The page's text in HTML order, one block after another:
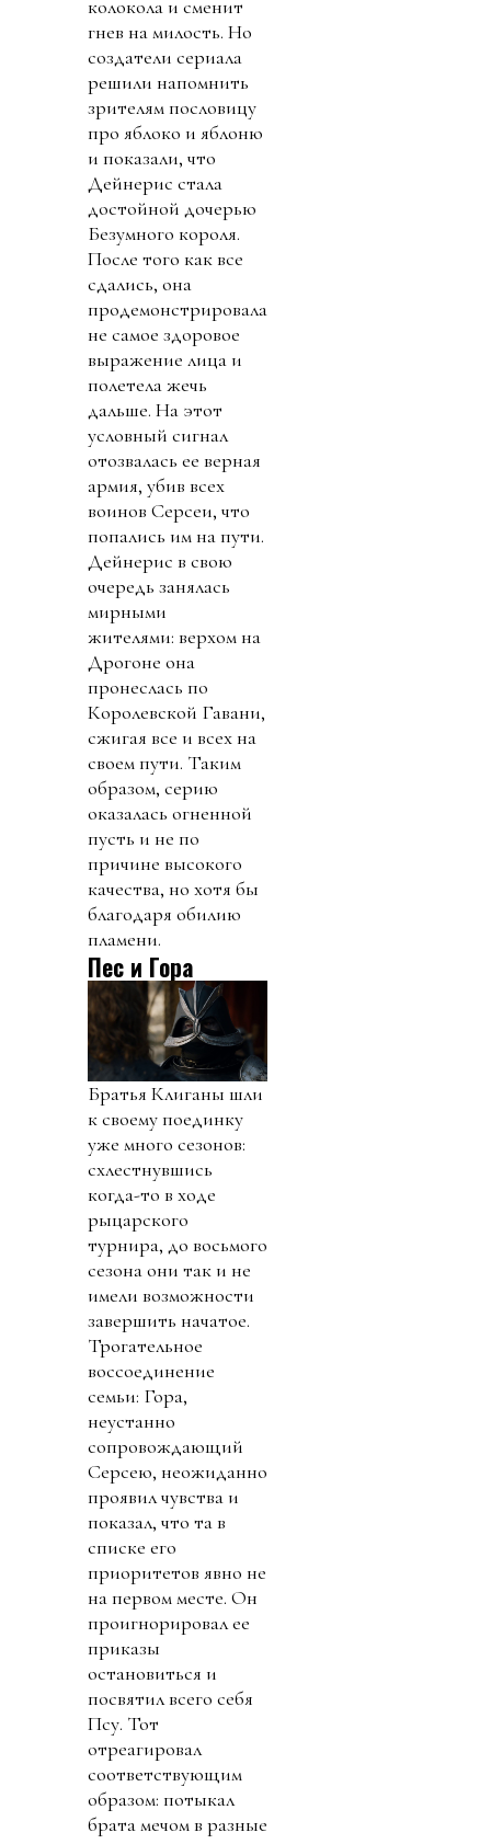
колокола и сменит
гнев на милость. Но
создатели сериала
решили напомнить
зрителям пословицу
про яблоко и яблоню
и показали, что
Дейнерис стала
достойной дочерью
Безумного короля.
После того как все
сдались, она
продемонстрировала
не самое здоровое
выражение лица и
полетела жечь
дальше. На этот
условный сигнал
отозвалась ее верная
армия, убив всех
воинов Серсеи, что
попались им на пути.
Дейнерис в свою
очередь занялась
мирными
жителями: верхом на
Дрогоне она
пронеслась по
Королевской Гавани,
сжигая все и всех на
своем пути. Таким
образом, серию
оказалась огненной
пусть и не по
причине высокого
качества, но хотя бы
благодаря обилию
пламени.
Пес и Гора
Братья Клиганы шли
к своему поединку
уже много сезонов:
схлестнувшись
когда-то в ходе
рыцарского
турнира, до восьмого
сезона они так и не
имели возможности
завершить начатое.
Трогательное
воссоединение
семьи: Гора,
неустанно
сопровождающий
Серсею, неожиданно
проявил чувства и
показал, что та в
списке его
приоритетов явно не
на первом месте. Он
проигнорировал ее
приказы
остановиться и
посвятил всего себя
Псу. Тот
отреагировал
соответствующим
образом: потыкал
брата мечом в разные